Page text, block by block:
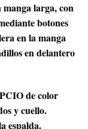
larga, con
botones
en la manga
en delantero
de color
y cuello.
espalda.